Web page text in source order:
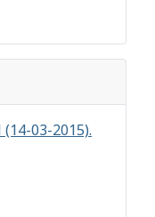
03-2015).